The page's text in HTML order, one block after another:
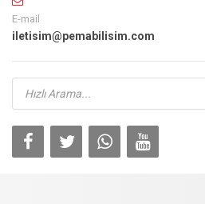
E-mail
iletisim@pemabilisim.com
Products
search